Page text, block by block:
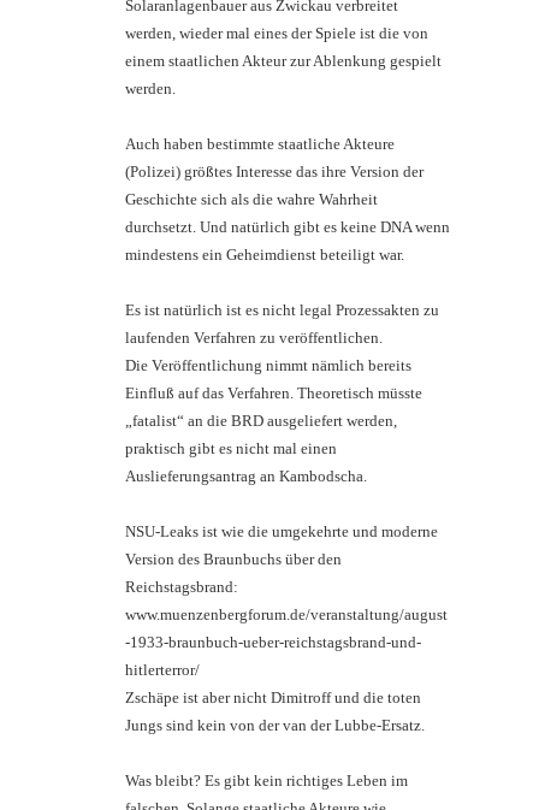
Solaranlagenbauer aus Zwickau verbreitet
werden, wieder mal eines der Spiele ist die von
einem staatlichen Akteur zur Ablenkung gespielt
werden.
Auch haben bestimmte staatliche Akteure
(Polizei) größtes Interesse das ihre Version der
Geschichte sich als die wahre Wahrheit
durchsetzt. Und natürlich gibt es keine DNA wenn
mindestens ein Geheimdienst beteiligt war.
Es ist natürlich ist es nicht legal Prozessakten zu
laufenden Verfahren zu veröffentlichen.
Die Veröffentlichung nimmt nämlich bereits
Einfluß auf das Verfahren. Theoretisch müsste
„fatalist“ an die BRD ausgeliefert werden,
praktisch gibt es nicht mal einen
Auslieferungsantrag an Kambodscha.
NSU-Leaks ist wie die umgekehrte und moderne
Version des Braunbuchs über den
Reichstagsbrand:
www.muenzenbergforum.de/veranstaltung/august
-1933-braunbuch-ueber-reichstagsbrand-und-
hitlerterror/
Zschäpe ist aber nicht Dimitroff und die toten
Jungs sind kein von der van der Lubbe-Ersatz.
Was bleibt? Es gibt kein richtiges Leben im